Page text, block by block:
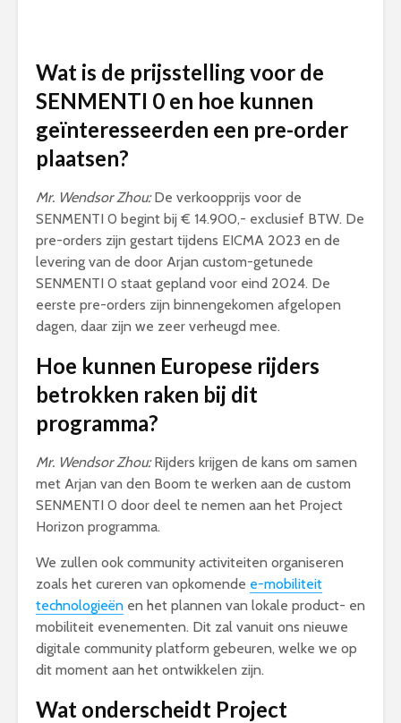
Wat is de prijsstelling voor de
SENMENTI 0 en hoe kunnen
geïnteresseerden een pre-order
plaatsen?
Mr. Wendsor Zhou:De verkoopprijs voor de
SENMENTI 0 begint bij € 14.900,- exclusief BTW. De
pre-orders zijn gestart tijdens EICMA 2023 en de
levering van de door Arjan custom-getunede
SENMENTI 0 staat gepland voor eind 2024. De
eerste pre-orders zijn binnengekomen afgelopen
dagen, daar zijn we zeer verheugd mee.
Hoe kunnen Europese rijders
betrokken raken bij dit
programma?
Mr. Wendsor Zhou:Rijders krijgen de kans om samen
met Arjan van den Boom te werken aan de custom
SENMENTI 0 door deel te nemen aan het Project
Horizon programma.
We zullen ook community activiteiten organiseren
zoals het cureren van opkomende e-mobiliteit
technologieën en het plannen van lokale product- en
mobiliteit evenementen. Dit zal vanuit ons nieuwe
digitale community platform gebeuren, welke we op
dit moment aan het ontwikkelen zijn.
Wat onderscheidt Project